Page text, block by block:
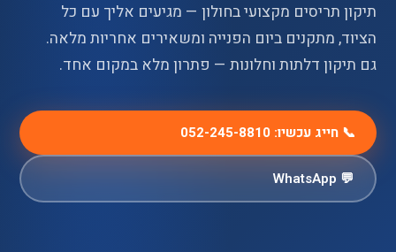
תיקון תריסים מקצועי בחולון — מגיעים אליך עם כל
הציוד, מתקנים ביום הפנייה ומשאירים אחריות מלאה.
גם תיקון דלתות וחלונות — פתרון מלא במקום אחד.
📞 חייג עכשיו: 052-245-8810
💬 WhatsApp